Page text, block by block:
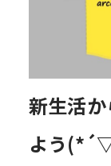
新生活
よう